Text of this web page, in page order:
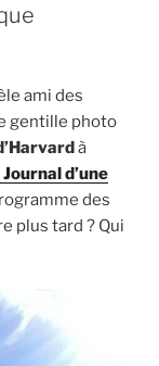
ami des
gentille photo
à
Journal d’une
des
plus tard ? Qui